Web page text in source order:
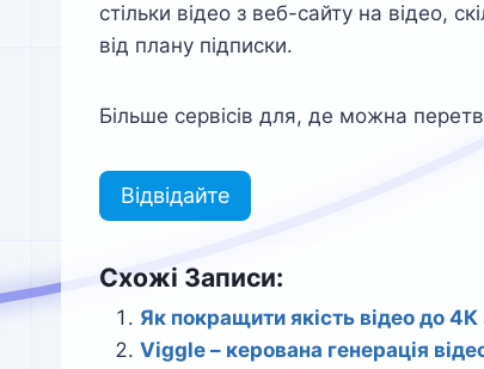
стільки відео з веб-сайту на відео,
від плану підписки.
Більше сервісів для, де можна
Відвідайте
Схожі Записи:
Як покращити якість відео до
Viggle – керована генерація